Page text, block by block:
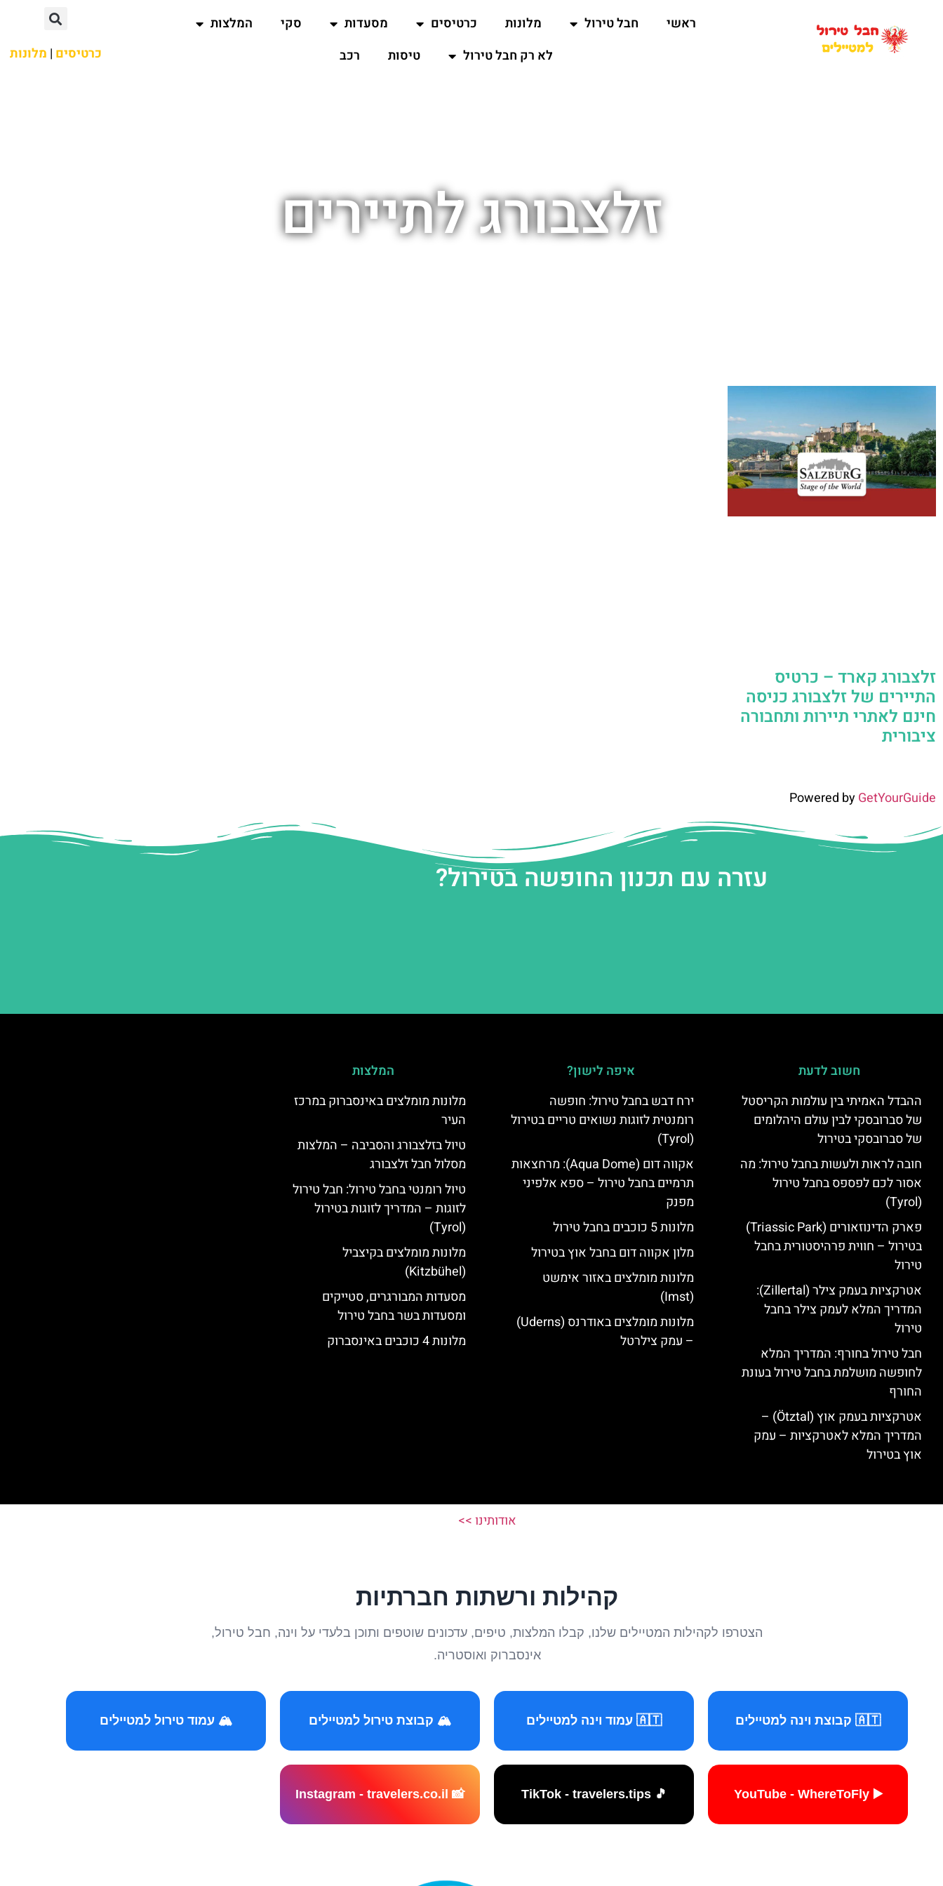
ראשי חבל טירול מלונות כרטיסים מסעדות סקי
המלצות
לא רק חבל טירול
טיסות רכב כרטיסים | מלונות
זלצבורג לתיירים
זלצבורג קארד – כרטיס
התיירים של זלצבורג כניסה
חינם לאתרי תיירות ותחבורה
ציבורית
Powered byGetYourGuide
עזרה עם תכנון החופשה בטירול?
חשוב לדעת
ההבדל האמיתי בין עולמות הקריסטל
של סברובסקי לבין עולם היהלומים
של סברובסקי בטירול
חובה לראות ולעשות בחבל טירול: מה
אסור לכם לפספס בחבל טירול
(Tyrol)
פארק הדינוזאורים (Triassic Park)
בטירול – חווית פרהיסטורית בחבל
טירול
אטרקציות בעמק צילר (Zillertal):
המדריך המלא לעמק צילר בחבל
טירול
חבל טירול בחורף: המדריך המלא
לחופשה מושלמת בחבל טירול בעונת
החורף
אטרקציות בעמק אוץ (Ötztal) –
המדריך המלא לאטרקציות – עמק
אוץ בטירול
איפה לישון?
ירח דבש בחבל טירול: חופשה
רומנטית לזוגות נשואים טריים בטירול
(Tyrol)
אקווה דום (Aqua Dome): מרחצאות
תרמיים בחבל טירול – ספא אלפיני
מפנק
מלונות 5 כוכבים בחבל טירול
מלון אקווה דום בחבל אוץ בטירול
מלונות מומלצים באזור אימשט
(Imst)
מלונות מומלצים באודרנס (Uderns)
– עמק צילרטל
המלצות
מלונות מומלצים באינסברוק במרכז
העיר
טיול בזלצבורג והסביבה – המלצות
מסלול חבל זלצבורג
טיול רומנטי בחבל טירול: חבל טירול
לזוגות – המדריך לזוגות בטירול
(Tyrol)
מלונות מומלצים בקיצביל
(Kitzbühel)
מסעדות המבורגרים, סטייקים
ומסעדות בשר בחבל טירול
מלונות 4 כוכבים באינסברוק
אודותינו >>
קהילות ורשתות חברתיות
הצטרפו לקהילות המטיילים שלנו, קבלו המלצות, טיפים, עדכונים שוטפים ותוכן בלעדי על וינה, חבל טירול,
אינסברוק ואוסטריה.
🇦🇹 קבוצת וינה למטיילים 🇦🇹 עמוד וינה למטיילים 🏔️ קבוצת טירול למטיילים 🏔️ עמוד טירול למטיילים
▶️ YouTube - WhereToFly
🎵 TikTok - travelers.tips
📸 Instagram - travelers.co.il